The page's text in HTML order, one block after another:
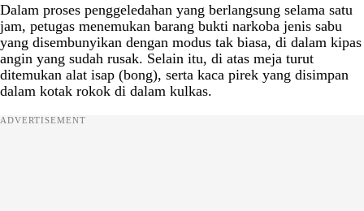
Dalam proses penggeledahan yang berlangsung selama satu
jam, petugas menemukan barang bukti narkoba jenis sabu
yang disembunyikan dengan modus tak biasa, di dalam kipas
angin yang sudah rusak. Selain itu, di atas meja turut
ditemukan alat isap (bong), serta kaca pirek yang disimpan
dalam kotak rokok di dalam kulkas.
ADVERTISEMENT